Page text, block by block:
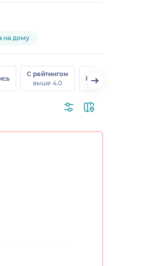
на дому
С рейтингом
выше 4.0
На дому